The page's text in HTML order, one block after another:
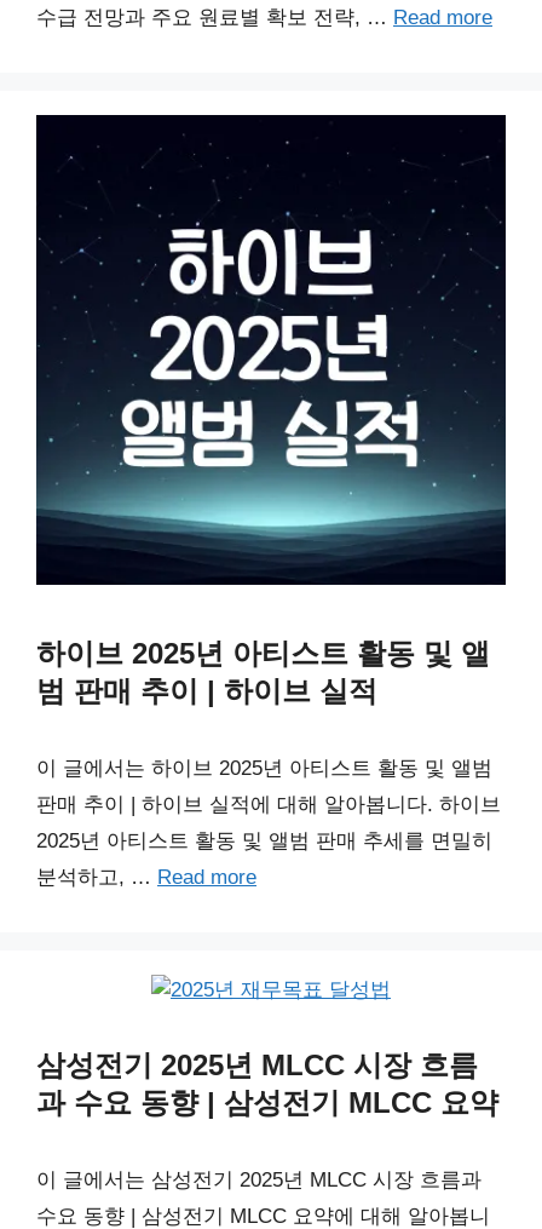
수급 전망과 주요 원료별 확보 전략, … Read more
하이브 2025년 아티스트 활동 및 앨
범 판매 추이 | 하이브 실적
이 글에서는 하이브 2025년 아티스트 활동 및 앨범
판매 추이 | 하이브 실적에 대해 알아봅니다. 하이브
2025년 아티스트 활동 및 앨범 판매 추세를 면밀히
분석하고, … Read more
삼성전기 2025년 MLCC 시장 흐름
과 수요 동향 | 삼성전기 MLCC 요약
이 글에서는 삼성전기 2025년 MLCC 시장 흐름과
수요 동향 | 삼성전기 MLCC 요약에 대해 알아봅니